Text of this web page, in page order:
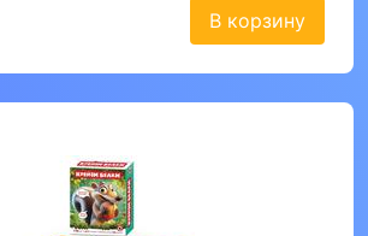
В корзину